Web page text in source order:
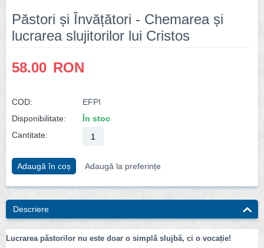
Păstori și Învățători - Chemarea și
lucrarea slujitorilor lui Cristos
58.00 RON
COD:
EFPI
Disponibilitate:
În stoc
Cantitate:
Adaugă în coș Adaugă la preferințe
Descriere
Lucrarea păstorilor nu este doar o simplă slujbă, ci o vocație!